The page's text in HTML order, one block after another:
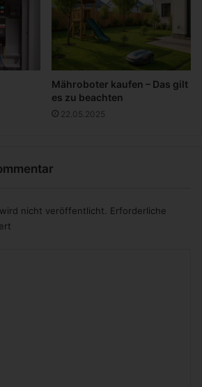
Mähroboter kaufen – Das gilt
es zu beachten
22.05.2025
nicht veröffentlicht.
Erforderliche